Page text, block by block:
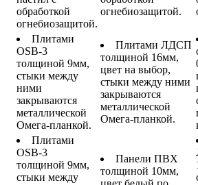
обработкой
огнебиозащитой.
огнебиозащитой.
Плитами
OSB-3
толщиной 9мм,
стыки между
ними
закрываются
металлической
Омега-планкой.
Плитами ЛДСП
толщиной 16мм,
цвет на выбор,
стыки между ними
закрываются
металлической
Омега-планкой.
Плитами
OSB-3
толщиной 9мм,
стыки между
Панели ПВХ
толщиной 10мм,